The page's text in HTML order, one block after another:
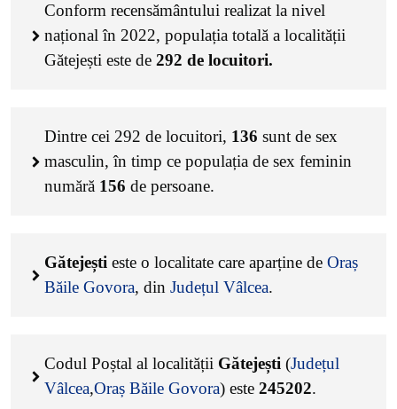
Conform recensământului realizat la nivel
național în 2022, populația totală a localității
Gătejești este de 292 de locuitori.
Dintre cei 292 de locuitori, 136 sunt de sex
masculin, în timp ce populația de sex feminin
numără 156 de persoane.
Gătejești este o localitate care aparține de Oraș
Băile Govora, din Județul Vâlcea.
Codul Poștal al localității Gătejești (Județul
Vâlcea,Oraș Băile Govora) este 245202.